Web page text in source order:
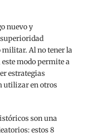
nuevo y
Al no tener la
modo permite a
estrategias
utilizar en otros
son una
estos 8